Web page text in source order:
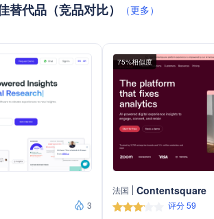
代品（竞品对比） （更多）
3
75%相似度
法国 Contentsquare
评分 59